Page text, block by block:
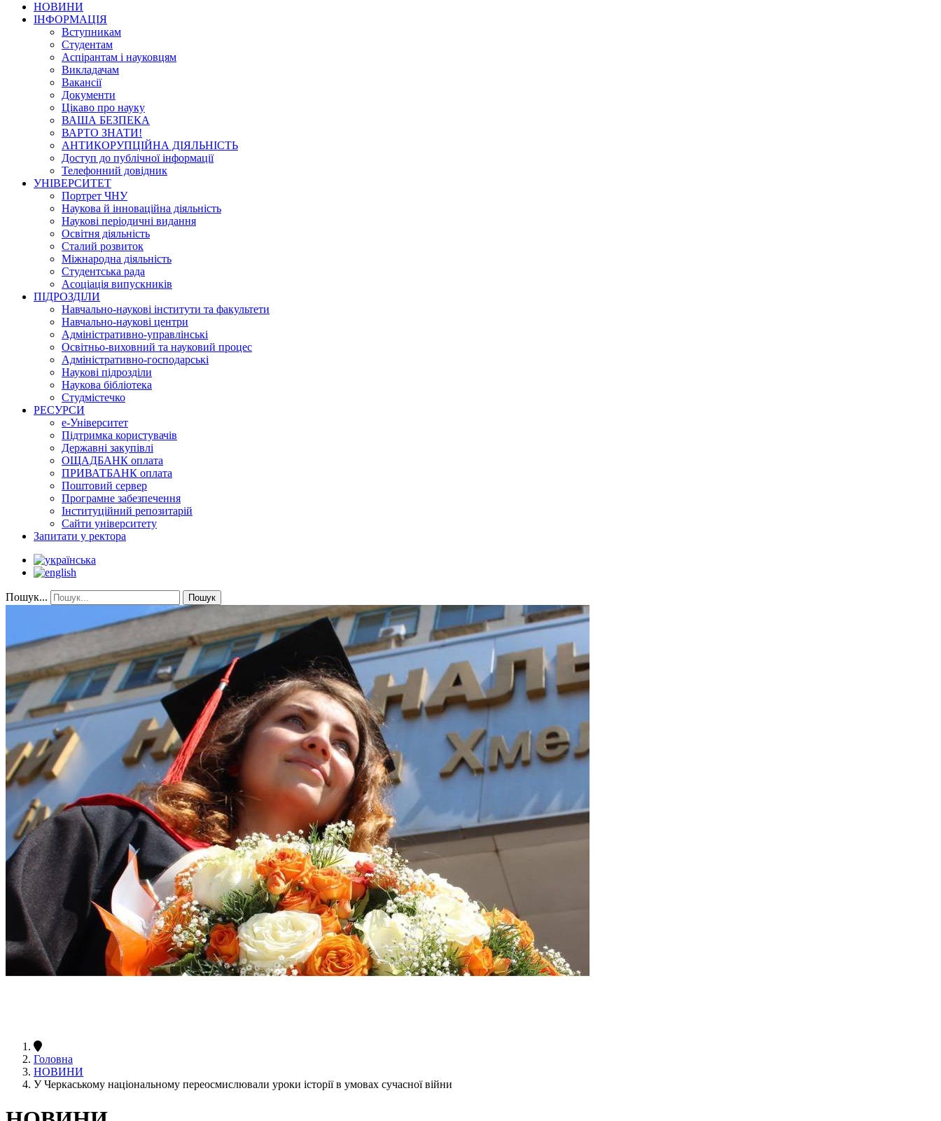
НОВИНИ
ІНФОРМАЦІЯ
Вступникам
Студентам
Аспірантам і науковцям
Викладачам
Вакансії
Документи
Цікаво про науку
ВАША БЕЗПЕКА
ВАРТО ЗНАТИ!
АНТИКОРУПЦІЙНА ДІЯЛЬНІСТЬ
Доступ до публічної інформації
Телефонний довідник
УНІВЕРСИТЕТ
Портрет ЧНУ
Наукова й інноваційна діяльність
Наукові періодичні видання
Освітня діяльність
Сталий розвиток
Міжнародна діяльність
Студентська рада
Асоціація випускників
ПІДРОЗДІЛИ
Навчально-наукові інститути та факультети
Навчально-наукові центри
Адміністративно-управлінські
Освітньо-виховний та науковий процес
Адміністративно-господарські
Наукові підрозділи
Наукова бібліотека
Студмістечко
РЕСУРСИ
е-Університет
Підтримка користувачів
Державні закупівлі
ОЩАДБАНК оплата
ПРИВАТБАНК оплата
Поштовий сервер
Програмне забезпечення
Інституційний репозитарій
Сайти університету
Запитати у ректора
Пошук... Пошук
Головна
НОВИНИ
У Черкаському національному переосмислювали уроки історії в умовах сучасної війни